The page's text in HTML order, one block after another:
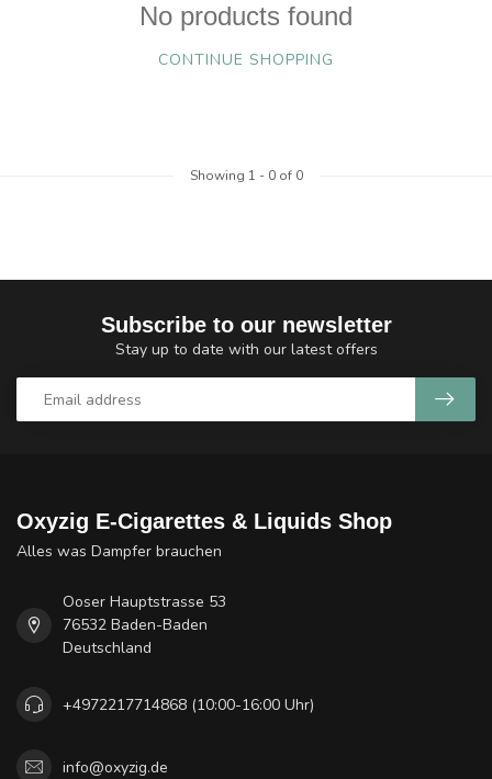
No products found
CONTINUE SHOPPING
Showing 1 - 0of 0
Subscribe to our newsletter
Stay up to date with our latest offers
Oxyzig E-Cigarettes & Liquids Shop
Alles was Dampfer brauchen
Ooser Hauptstrasse 53
76532 Baden-Baden
Deutschland
+4972217714868 (10:00-16:00 Uhr)
info@oxyzig.de